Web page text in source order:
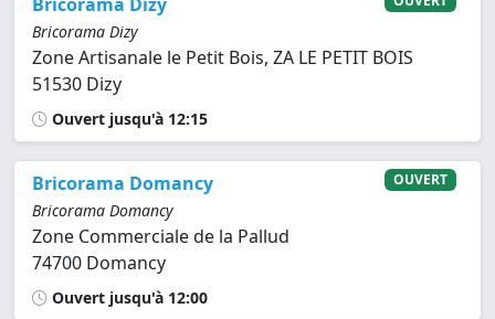
Bricorama Dizy
Zone Artisanale le Petit Bois, ZA LE PETIT BOIS
51530 Dizy
Ouvert jusqu'à 12:15
Bricorama Domancy
Bricorama Domancy
Zone Commerciale de la Pallud
74700 Domancy
OUVERT
Ouvert jusqu'à 12:00